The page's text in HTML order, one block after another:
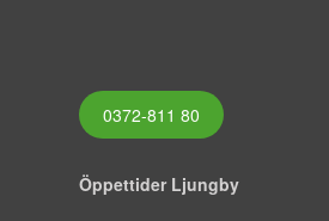
0372-811 80
Öppettider Ljungby